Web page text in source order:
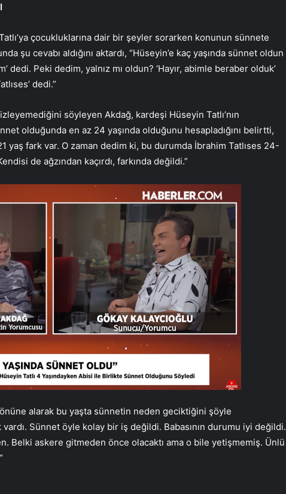
çocukluklarına dair bir şeyler sorarken konunun sünnete
şu cevabı aldığını aktardı, “Hüseyin’e kaç yaşında sünnet oldun
dedi. Peki dedim, yalnız mı oldun? ‘Hayır, abimle beraber olduk’
dedi.”
söyleyen Akdağ, kardeşi Hüseyin Tatlı’nın
olduğunda en az 24 yaşında olduğunu hesapladığını belirtti,
yaş fark var. O zaman dedim ki, bu durumda İbrahim Tatlıses 24-
de ağzından kaçırdı, farkında değildi.”
alarak bu yaşta sünnetin neden geciktiğini şöyle
Sünnet öyle kolay bir iş değildi. Babasının durumu iyi değildi.
Belki askere gitmeden önce olacaktı ama o bile yetişmemiş. Ünlü